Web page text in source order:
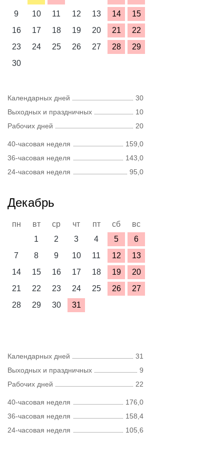
9
10 11 12 13 14
15
16
17 18 19 20 21
22
23
24 25 26 27 28
29
30
Календарных дней
30
Выходных и праздничных
10
Рабочих дней
20
40-часовая неделя
159,0
36-часовая неделя
143,0
24-часовая неделя
95,0
Декабрь
пн вт ср чт пт сб
вс
1
2 3 4 5
6
7
8 9 10 11 12
13
14
15 16 17 18 19
20
21
22 23 24 25 26
27
28
29 30 31
Календарных дней
31
Выходных и праздничных
9
Рабочих дней
22
40-часовая неделя
176,0
36-часовая неделя
158,4
24-часовая неделя
105,6